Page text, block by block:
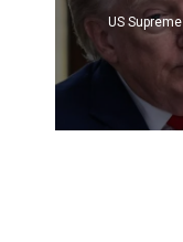
US